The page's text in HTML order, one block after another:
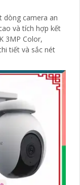
dòng camera an
và tích hợp kết
tiết và sắc nét